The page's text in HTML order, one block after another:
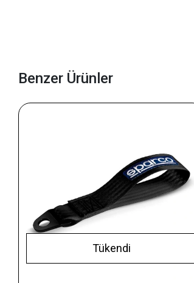
Benzer Ürünler
Tükendi